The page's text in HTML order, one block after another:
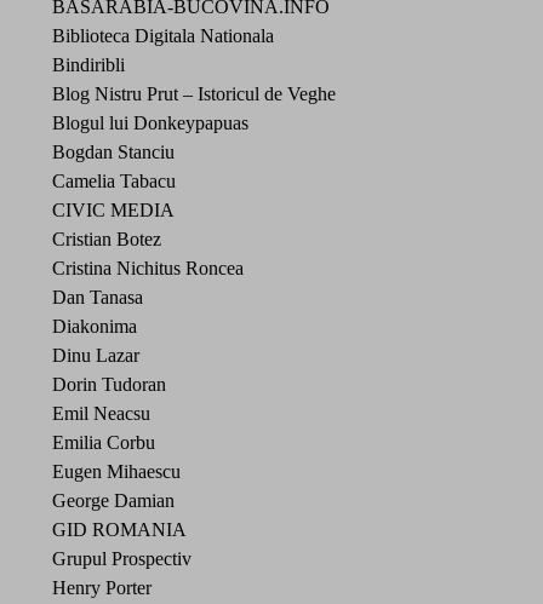
BASARABIA-BUCOVINA.INFO
Biblioteca Digitala Nationala
Bindiribli
Blog Nistru Prut – Istoricul de Veghe
Blogul lui Donkeypapuas
Bogdan Stanciu
Camelia Tabacu
CIVIC MEDIA
Cristian Botez
Cristina Nichitus Roncea
Dan Tanasa
Diakonima
Dinu Lazar
Dorin Tudoran
Emil Neacsu
Emilia Corbu
Eugen Mihaescu
George Damian
GID ROMANIA
Grupul Prospectiv
Henry Porter